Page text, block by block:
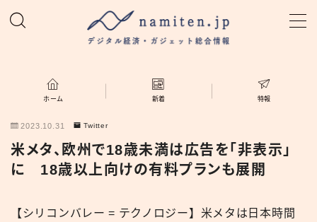
ホーム
新着
namiten.jp
ホーム 新着 特報
2023.10.31 Twitter
米メタ、欧州で18歳未満は広告を「非表示」
に 18歳以上向けの有料プランも展開
【シリコンバレー = テクノロジー】米メタは日本時間